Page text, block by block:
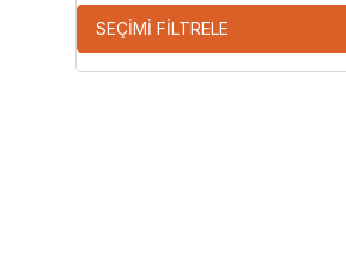
Taşlı Açık Pembe
Taşlı Bej
SEÇIMI FILTRELE